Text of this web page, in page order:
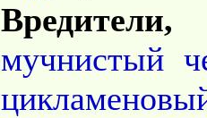
мучнистый